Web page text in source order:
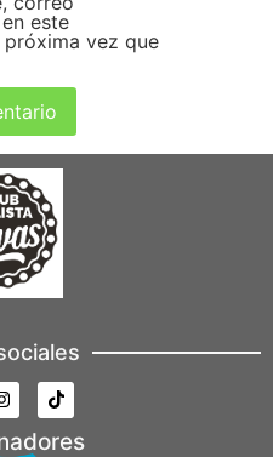
este
vez que